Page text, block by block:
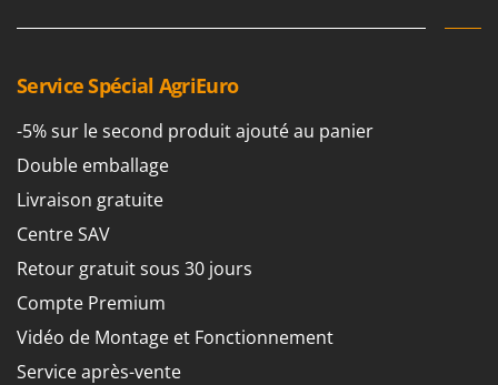
Service Spécial AgriEuro
-5% sur le second produit ajouté au panier
Double emballage
Livraison gratuite
Centre SAV
Retour gratuit sous 30 jours
Compte Premium
Vidéo de Montage et Fonctionnement
Service après-vente